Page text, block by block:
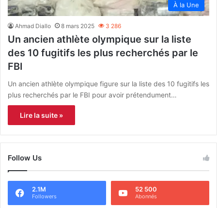
À la Une
Ahmad Diallo 8 mars 2025 3 286
Un ancien athlète olympique sur la liste
des 10 fugitifs les plus recherchés par le
FBI
Un ancien athlète olympique figure sur la liste des 10 fugitifs les
plus recherchés par le FBI pour avoir prétendument…
Lire la suite »
Follow Us
2.1M
Followers
52 500
Abonnés